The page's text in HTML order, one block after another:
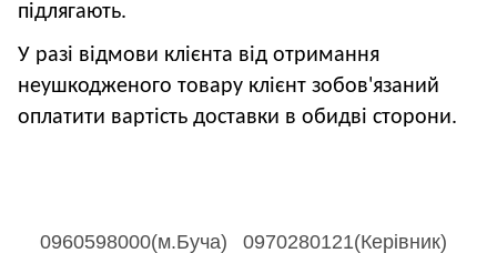
підлягають.
У разі відмови клієнта від отримання
неушкодженого товару клієнт зобов'язаний
оплатити вартість доставки в обидві сторони.
0960598000(м.Буча) 0970280121(Керівник)